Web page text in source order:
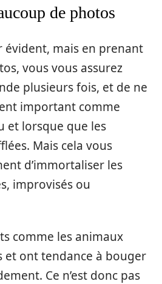
de photos
évident, mais en prenant
vous vous assurez
plusieurs fois, et de ne
important comme
et lorsque que les
Mais cela vous
d’immortaliser les
improvisés ou
comme les animaux
et ont tendance à bouger
Ce n’est donc pas